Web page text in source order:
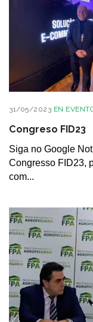
31/05/2023 EN
Congreso FID23
Siga no Google
Congresso FID23,
com...